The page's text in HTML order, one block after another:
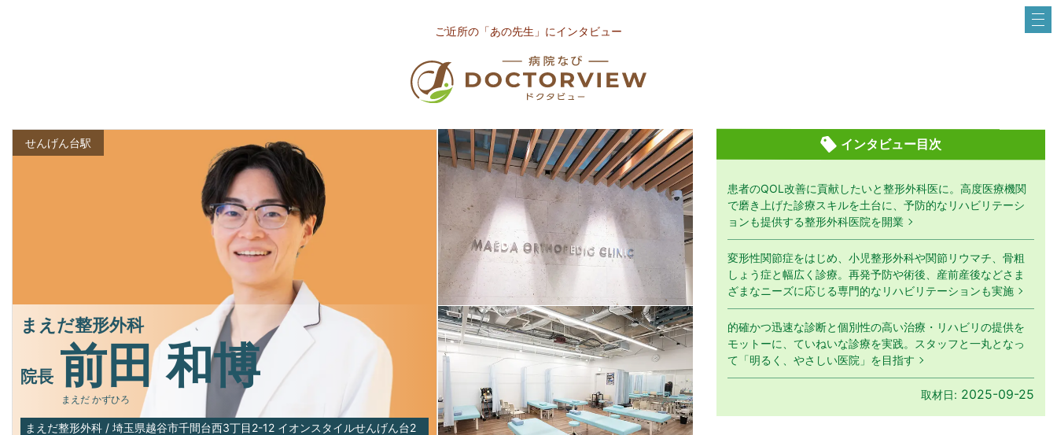
ご近所の「あの先生」にインタビュー
せんげん台駅
まえだ整形外科
院長 前田 和博
まえだ かずひろ
まえだ整形外科 / 埼玉県越谷市千間台西3丁目2-12 イオンスタイルせんげん台2
インタビュー目次
患者のQOL改善に貢献したいと整形外科医に。高度医療機関
で磨き上げた診療スキルを土台に、予防的なリハビリテーシ
ョンも提供する整形外科医院を開業
変形性関節症をはじめ、小児整形外科や関節リウマチ、骨粗
しょう症と幅広く診療。再発予防や術後、産前産後などさま
ざまなニーズに応じる専門的なリハビリテーションも実施
的確かつ迅速な診断と個別性の高い治療・リハビリの提供を
モットーに、ていねいな診療を実践。スタッフと一丸となっ
て「明るく、やさしい医院」を目指す
取材日: 2025-09-25